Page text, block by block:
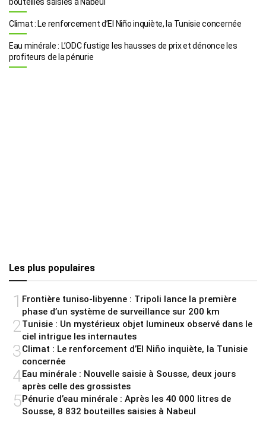
Climat : Le renforcement d’El Niño inquiète, la Tunisie concernée
Eau minérale : L’ODC fustige les hausses de prix et dénonce les
profiteurs de la pénurie
Les plus populaires
1 Frontière tuniso-libyenne : Tripoli lance la première
phase d’un système de surveillance sur 200 km
2Tunisie : Un mystérieux objet lumineux observé dans le
ciel intrigue les internautes
3Climat : Le renforcement d’El Niño inquiète, la Tunisie
concernée
4Eau minérale : Nouvelle saisie à Sousse, deux jours
après celle des grossistes
5Pénurie d’eau minérale : Après les 40 000 litres de
Sousse, 8 832 bouteilles saisies à Nabeul